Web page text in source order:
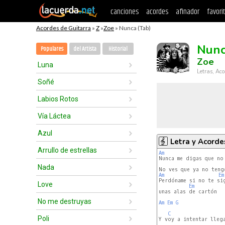
canciones acordes afinador
Acordes de Guitarra » Z »Zoe » Nunca (Tab)
Populares del Artista Historial
Luna
Soñé
Labios Rotos
Vía Láctea
Azul
Arrullo de estrellas
Nada
Love
No me destruyas
Poli
Zoe
Letras,
Letra y
Am
Am
Em
Perdóname si no te
Em
unas alas de cartón
Am Em G
C
Y voy a intentar